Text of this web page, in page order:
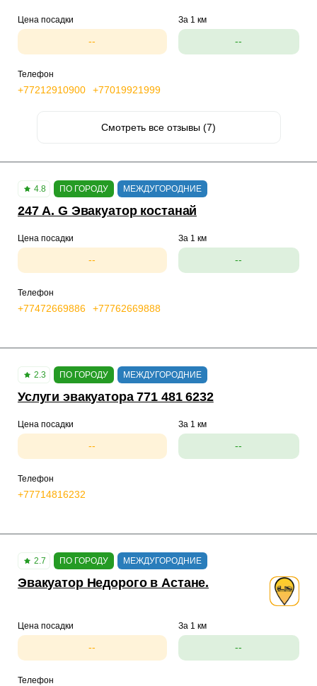
Цена посадки
--
За 1 км
--
Телефон
+77212910900 +77019921999
Смотреть все отзывы (7)
4.8 ПО ГОРОДУ МЕЖДУГОРОДНИЕ
247 A. G Эвакуатор костанай
Цена посадки
--
За 1 км
--
Телефон
+77472669886 +77762669888
2.3 ПО ГОРОДУ МЕЖДУГОРОДНИЕ
Услуги эвакуатора 771 481 6232
Цена посадки
--
За 1 км
--
Телефон
+77714816232
2.7 ПО ГОРОДУ МЕЖДУГОРОДНИЕ
Эвакуатор Недорого в Астане.
Цена посадки
--
За 1 км
--
Телефон